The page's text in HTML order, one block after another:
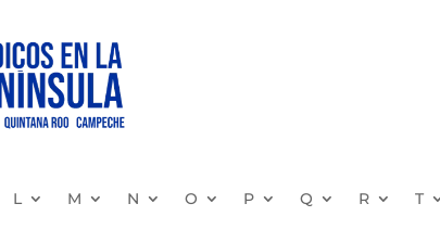
L M N O P Q R T